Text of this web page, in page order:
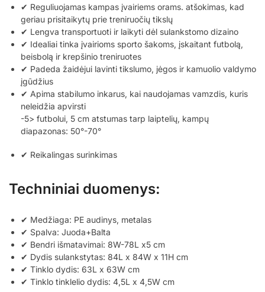
✔ Reguliuojamas kampas įvairiems orams. atšokimas, kad
geriau prisitaikytų prie treniruočių tikslų
✔ Lengva transportuoti ir laikyti dėl sulankstomo dizaino
✔ Idealiai tinka įvairioms sporto šakoms, įskaitant futbolą,
beisbolą ir krepšinio treniruotes
✔ Padeda žaidėjui lavinti tikslumo, jėgos ir kamuolio valdymo
įgūdžius
✔ Apima stabilumo inkarus, kai naudojamas vamzdis, kuris
neleidžia apvirsti
-5> futbolui, 5 cm atstumas tarp laiptelių, kampų
diapazonas: 50°-70°
✔ Reikalingas surinkimas
Techniniai duomenys:
✔ Medžiaga: PE audinys, metalas
✔ Spalva: Juoda+Balta
✔ Bendri išmatavimai: 8W-78L x5 cm
✔ Dydis sulankstytas: 84L x 84W x 11H cm
✔ Tinklo dydis: 63L x 63W cm
✔ Tinklo tinklelio dydis: 4,5L x 4,5W cm